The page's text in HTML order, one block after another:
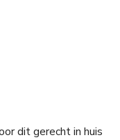
dit gerecht in huis